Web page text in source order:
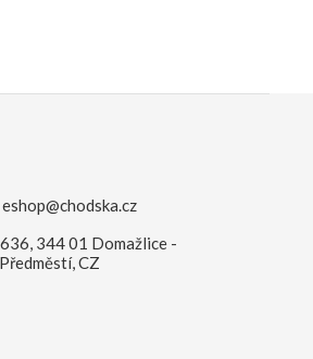
eshop@chodska.cz
344 01 Domažlice -
CZ